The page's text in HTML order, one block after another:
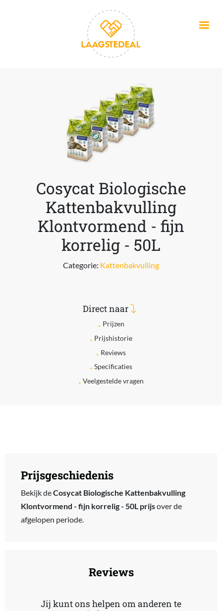
Cosycat Biologische
Kattenbakvulling
Klontvormend - fijn
korrelig - 50L
Categorie: Kattenbakvulling
Direct naar
Prijzen
Prijshistorie
Reviews
Specificaties
Veelgestelde vragen
Prijsgeschiedenis
Bekijk deCosycat Biologische Kattenbakvulling
Klontvormend - fijn korrelig - 50L prijsover de
afgelopen periode.
Reviews
Jij kunt ons helpen om anderen te